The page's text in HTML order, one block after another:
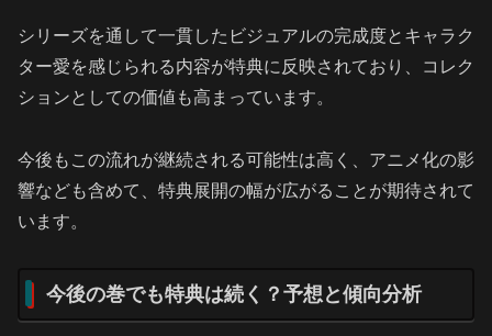
シリーズを通して一貫したビジュアルの完成度とキャラク
ター愛を感じられる内容が特典に反映されており、コレク
ションとしての価値も高まっています。
今後もこの流れが継続される可能性は高く、アニメ化の影
響なども含めて、特典展開の幅が広がることが期待されて
います。
今後の巻でも特典は続く？予想と傾向分析